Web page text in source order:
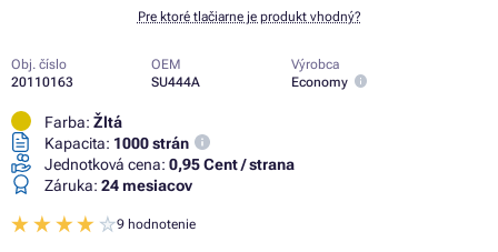
Pre ktoré tlačiarne je produkt vhodný?
Obj. číslo
20110163
OEM
SU444A
Výrobca
Economy
Farba: Žltá
Kapacita: 1000 strán
Jednotková cena: 0,95 Cent / strana
Záruka: 24 mesiacov
9 hodnotenie